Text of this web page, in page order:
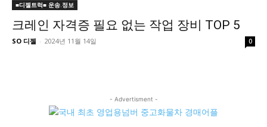
■디젤트럭■ 운송.정보
크레인 자격증 필요 없는 작업 장비 TOP 5
SO 디젤 - 2024년 11월 14일 0
- Advertisment -